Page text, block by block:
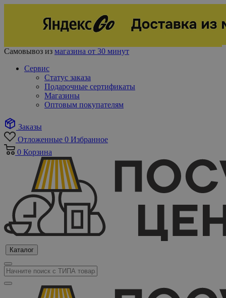
Самовывоз из магазина от 30 минут
Сервис
Статус заказа
Подарочные сертификаты
Магазины
Оптовым покупателям
Заказы
Отложенные 0 Избранное
0 Корзина
Каталог